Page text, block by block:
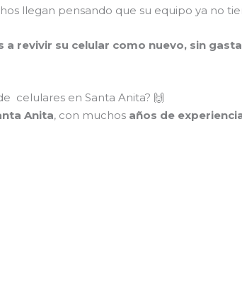
llegan pensando que su equipo ya no
revivir su celular como nuevo, sin
celulares en Santa Anita? 🙌
Anita, con muchos años de